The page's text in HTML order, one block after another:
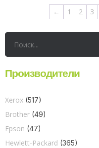
← 1 2 3
Производители
Xerox (517)
Brother (49)
Epson (47)
Hewlett-Packard (365)